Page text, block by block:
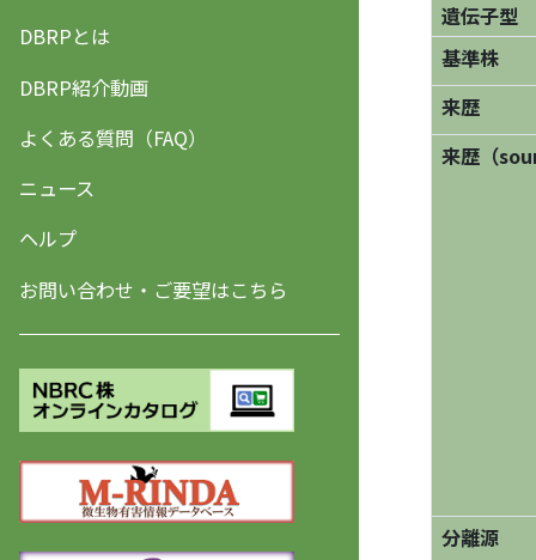
DBRPとは
DBRP紹介動画
よくある質問（FAQ）
ニュース
ヘルプ
お問い合わせ・ご要望はこちら
遺伝子型
基準株
来歴
来歴（
分離源